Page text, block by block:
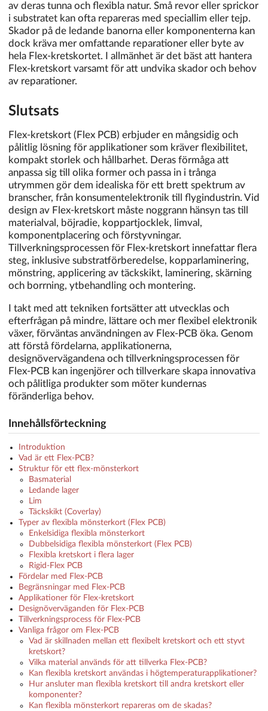
av deras tunna och flexibla natur. Små revor eller sprickor
i substratet kan ofta repareras med speciallim eller tejp.
Skador på de ledande banorna eller komponenterna kan
dock kräva mer omfattande reparationer eller byte av
hela Flex-kretskortet. I allmänhet är det bäst att hantera
Flex-kretskort varsamt för att undvika skador och behov
av reparationer.
Slutsats
Flex-kretskort (Flex PCB) erbjuder en mångsidig och
pålitlig lösning för applikationer som kräver flexibilitet,
kompakt storlek och hållbarhet. Deras förmåga att
anpassa sig till olika former och passa in i trånga
utrymmen gör dem idealiska för ett brett spektrum av
branscher, från konsumentelektronik till flygindustrin. Vid
design av Flex-kretskort måste noggrann hänsyn tas till
materialval, böjradie, koppartjocklek, limval,
komponentplacering och förstyvningar.
Tillverkningsprocessen för Flex-kretskort innefattar flera
steg, inklusive substratförberedelse, kopparlaminering,
mönstring, applicering av täckskikt, laminering, skärning
och borrning, ytbehandling och montering.
I takt med att tekniken fortsätter att utvecklas och
efterfrågan på mindre, lättare och mer flexibel elektronik
växer, förväntas användningen av Flex-PCB öka. Genom
att förstå fördelarna, applikationerna,
designövervägandena och tillverkningsprocessen för
Flex-PCB kan ingenjörer och tillverkare skapa innovativa
och pålitliga produkter som möter kundernas
föränderliga behov.
Innehållsförteckning
Introduktion
Vad är ett Flex-PCB?
Struktur för ett flex-mönsterkort
Basmaterial
Ledande lager
Lim
Täckskikt (Coverlay)
Typer av flexibla mönsterkort (Flex PCB)
Enkelsidiga flexibla mönsterkort
Dubbelsidiga flexibla mönsterkort (Flex PCB)
Flexibla kretskort i flera lager
Rigid-Flex PCB
Fördelar med Flex-PCB
Begränsningar med Flex-PCB
Applikationer för Flex-kretskort
Designöverväganden för Flex-PCB
Tillverkningsprocess för Flex-PCB
Vanliga frågor om Flex-PCB
Vad är skillnaden mellan ett flexibelt kretskort och ett styvt
kretskort?
Vilka material används för att tillverka Flex-PCB?
Kan flexibla kretskort användas i högtemperaturapplikationer?
Hur ansluter man flexibla kretskort till andra kretskort eller
komponenter?
Kan flexibla mönsterkort repareras om de skadas?